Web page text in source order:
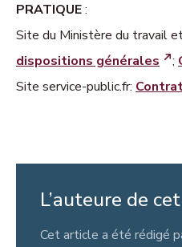
PRATIQUE:
Site du Ministère du travail
dispositions générales
;
Site service-public.fr:
L’auteure de
Cet article a été rédigé